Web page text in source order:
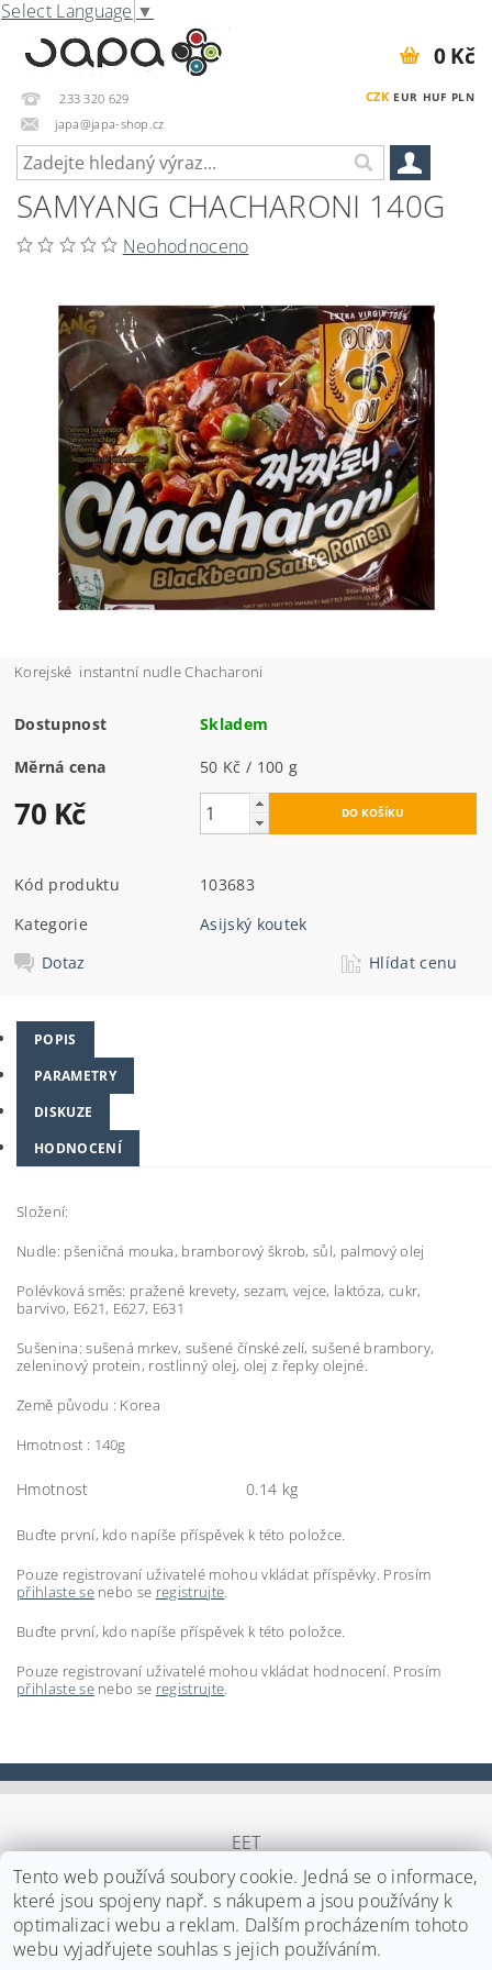
Select Language ▼
233 320 629
japa@japa-shop.cz
CZK EUR HUF PLN
0 Kč
SAMYANG CHACHARONI 140G
Neohodnoceno
Korejské instantní nudle Chacharoni
Dostupnost Skladem
Měrná cena 50 Kč / 100 g
70 Kč
Kód produktu
103683
Kategorie
Asijský koutek
Dotaz
Hlídat cenu
POPIS
PARAMETRY
DISKUZE
HODNOCENÍ
Složení:
Nudle: pšeničná mouka, bramborový škrob, sůl, palmový olej
Polévková směs: pražené krevety, sezam, vejce, laktóza, cukr,
barvivo, E621, E627, E631
Sušenina: sušená mrkev, sušené čínské zelí, sušené brambory,
zeleninový protein, rostlinný olej, olej z řepky olejné.
Země původu : Korea
Hmotnost : 140g
Hmotnost 0.14 kg
Buďte první, kdo napíše příspěvek k této položce.
Pouze registrovaní uživatelé mohou vkládat příspěvky. Prosím
přihlaste senebo se registrujte.
Buďte první, kdo napíše příspěvek k této položce.
Pouze registrovaní uživatelé mohou vkládat hodnocení. Prosím
přihlaste senebo se registrujte.
EET
2026 ©Japa Foods s.r.o. , všechna práva vyhrazenaUpravit nastavení cookies
Vytvořil Shoptet
Tento web používá soubory cookie. Jedná se o informace,
které jsou spojeny např. s nákupem a jsou používány k
optimalizaci webu a reklam. Dalším procházením tohoto
webu vyjadřujete souhlas s jejich používáním.